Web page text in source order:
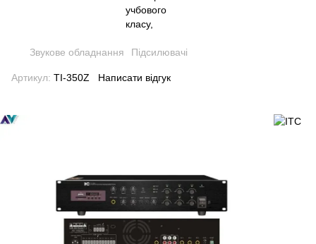
Звукове обладнання Підсилювачі
Артикул: TI-350Z Написати відгук